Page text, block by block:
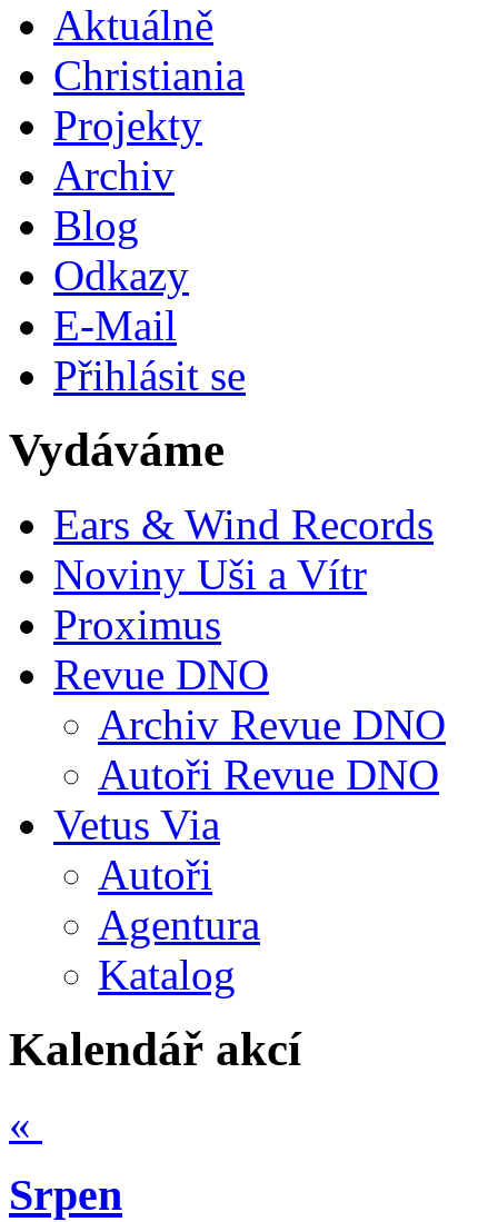
Aktuálně
Christiania
Projekty
Archiv
Blog
Odkazy
E-Mail
Přihlásit se
Vydáváme
Ears & Wind Records
Noviny Uši a Vítr
Proximus
Revue DNO
Archiv Revue DNO
Autoři Revue DNO
Vetus Via
Autoři
Agentura
Katalog
Kalendář akcí
«
Srpen